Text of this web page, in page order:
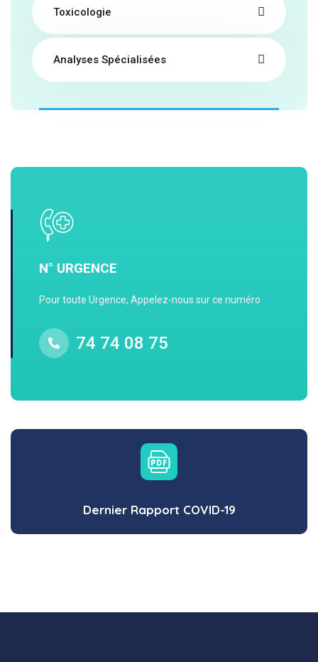
Toxicologie
Analyses Spécialisées
N° URGENCE
Pour toute Urgence, Appelez-nous sur ce numéro
74 74 08 75
Dernier Rapport COVID-19